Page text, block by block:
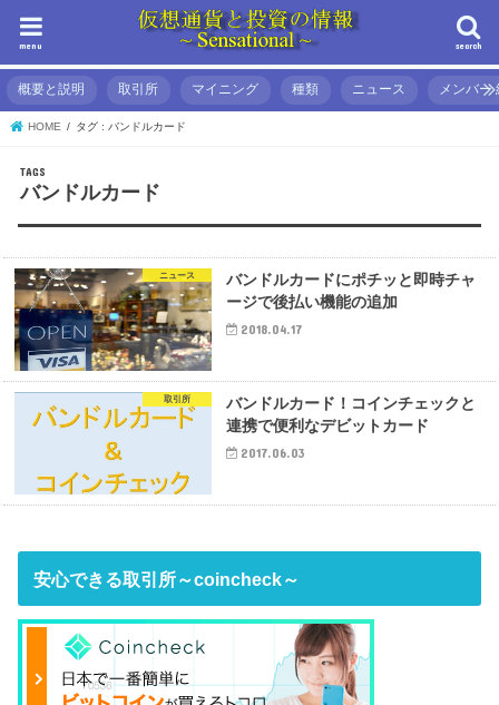
search
menu
概要と説明 取引所 マイニング 種類 ニュース メンバー
HOME タグ : バンドルカード
バンドルカード
ニュース
バンドルカードにポチッと即時チャ
ージで後払い機能の追加
2018.04.17
取引所
バンドルカード！コインチェックと
連携で便利なデビットカード
2017.06.03
安心できる取引所～coincheck～